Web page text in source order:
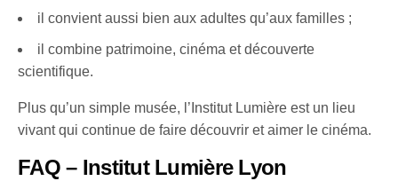
il convient aussi bien aux adultes qu’aux familles ;
il combine patrimoine, cinéma et découverte
scientifique.
Plus qu’un simple musée, l’Institut Lumière est un lieu
vivant qui continue de faire découvrir et aimer le cinéma.
FAQ – Institut Lumière Lyon